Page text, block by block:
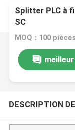
Splitter PLC à
SC
MOQ：100 pièces
DESCRIPTION